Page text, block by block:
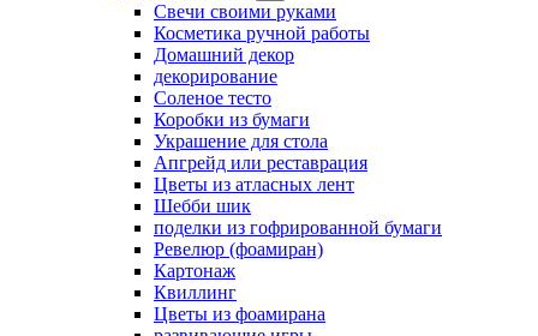
Свечи своими руками
Косметика ручной работы
Домашний декор
декорирование
Соленое тесто
Коробки из бумаги
Украшение для стола
Апгрейд или реставрация
Цветы из атласных лент
Шебби шик
поделки из гофрированной бумаги
Ревелюр (фоамиран)
Картонаж
Квиллинг
Цветы из фоамирана